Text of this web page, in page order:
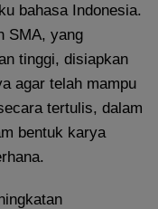
bahasa Indonesia.
SMA, yang
tinggi, disiapkan
agar telah mampu
tertulis, dalam
bentuk karya